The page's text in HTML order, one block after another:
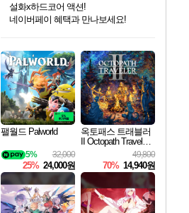
최대 90% 할인가를 만나보세요!
네이버혜택과 함께 만나보세요!
50%할인&추가 적립까지!
네이버 포인트 혜택까지!
이니&베니 혜택까지!
네이버 혜택가와 함께 예약하세요!
할인&네이버혜택으로 만나보세요!
설화x하드코어 액션!
네이버페이 혜택과 만나보세요!
40주년 프로모션으로 만나보세요!
할인가에 만나보세요!
일부 에디션 상시 할인!
혜택으로 예약 판매 중
편안하게 충전하세요
팰월드 Palworld
32,000
5%
25% 24,000원
옥토패스 트래블러
II Octopath Traveler I
49,800
70% 14,940원